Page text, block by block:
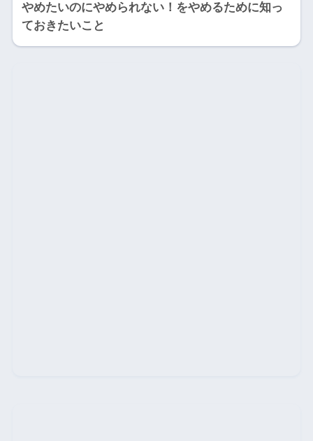
やめたいのにやめられない！をやめるために知っ
ておきたいこと